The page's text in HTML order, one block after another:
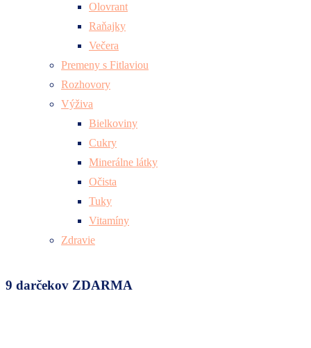
Olovrant
Raňajky
Večera
Premeny s Fitlaviou
Rozhovory
Výživa
Bielkoviny
Cukry
Minerálne látky
Očista
Tuky
Vitamíny
Zdravie
9 darčekov ZDARMA